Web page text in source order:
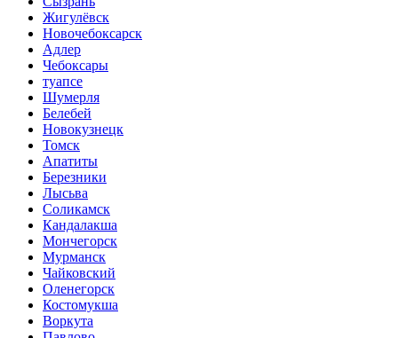
Жигулёвск
Новочебоксарск
Адлер
Чебоксары
туапсе
Шумерля
Белебей
Новокузнецк
Томск
Апатиты
Березники
Лысьва
Соликамск
Кандалакша
Мончегорск
Мурманск
Чайковский
Оленегорск
Костомукша
Воркута